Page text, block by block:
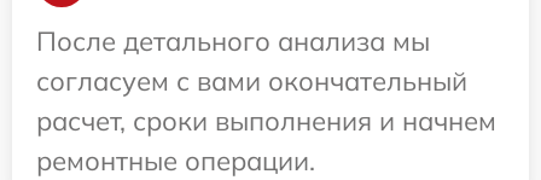
После детального анализа мы
согласуем с вами окончательный
расчет, сроки выполнения и начнем
ремонтные операции.